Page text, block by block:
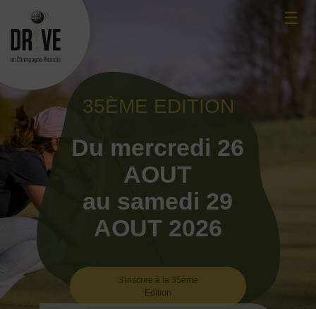
content
☰
35ÈME EDITION
Du mercredi 26
AOUT
au samedi 29
AOUT 2026
S'inscrire à la 35ème
Edition